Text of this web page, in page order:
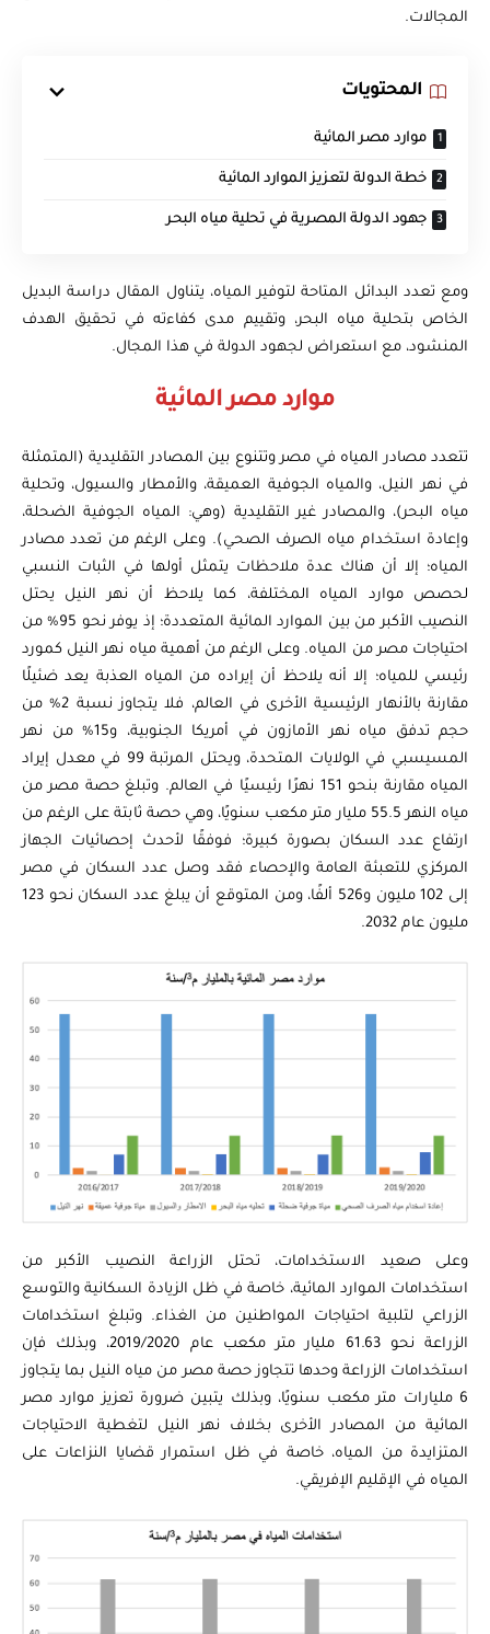
المجالات.
المحتويات
موارد مصر المائية
خطة الدولة لتعزيز الموارد المائية
جهود الدولة المصرية في تحلية مياه البحر
ومع تعدد البدائل المتاحة لتوفير المياه، يتناول المقال دراسة البديل
الخاص بتحلية مياه البحر، وتقييم مدى كفاءته في تحقيق الهدف
المنشود، مع استعراض لجهود الدولة في هذا المجال.
موارد مصر المائية
تتعدد مصادر المياه في مصر وتتنوع بين المصادر التقليدية (المتمثلة
في نهر النيل، والمياه الجوفية العميقة، والأمطار والسيول، وتحلية
مياه البحر)، والمصادر غير التقليدية (وهي: المياه الجوفية الضحلة،
وإعادة استخدام مياه الصرف الصحي). وعلى الرغم من تعدد مصادر
المياه؛ إلا أن هناك عدة ملاحظات يتمثل أولها في الثبات النسبي
لحصص موارد المياه المختلفة، كما يلاحظ أن نهر النيل يحتل
النصيب الأكبر من بين الموارد المائية المتعددة؛ إذ يوفر نحو 95% من
احتياجات مصر من المياه. وعلى الرغم من أهمية مياه نهر النيل كمورد
رئيسي للمياه؛ إلا أنه يلاحظ أن إيراده من المياه العذبة يعد ضئيلًا
مقارنة بالأنهار الرئيسية الأخرى في العالم، فلا يتجاوز نسبة 2% من
حجم تدفق مياه نهر الأمازون في أمريكا الجنوبية، و15% من نهر
المسيسبي في الولايات المتحدة، ويحتل المرتبة 99 في معدل إيراد
المياه مقارنة بنحو 151 نهرًا رئيسيًا في العالم. وتبلغ حصة مصر من
مياه النهر 55.5 مليار متر مكعب سنويًا، وهي حصة ثابتة على الرغم من
ارتفاع عدد السكان بصورة كبيرة؛ فوفقًا لأحدث إحصائيات الجهاز
المركزي للتعبئة العامة والإحصاء فقد وصل عدد السكان في مصر
إلى 102 مليون و526 ألفًا، ومن المتوقع أن يبلغ عدد السكان نحو 123
مليون عام 2032.
وعلى صعيد الاستخدامات، تحتل الزراعة النصيب الأكبر من
استخدامات الموارد المائية، خاصة في ظل الزيادة السكانية والتوسع
الزراعي لتلبية احتياجات المواطنين من الغذاء. وتبلغ استخدامات
الزراعة نحو 61.63 مليار متر مكعب عام 2019/2020، وبذلك فإن
استخدامات الزراعة وحدها تتجاوز حصة مصر من مياه النيل بما يتجاوز
6 مليارات متر مكعب سنويًا، وبذلك يتبين ضرورة تعزيز موارد مصر
المائية من المصادر الأخرى بخلاف نهر النيل لتغطية الاحتياجات
المتزايدة من المياه، خاصة في ظل استمرار قضايا النزاعات على
المياه في الإقليم الإفريقي.